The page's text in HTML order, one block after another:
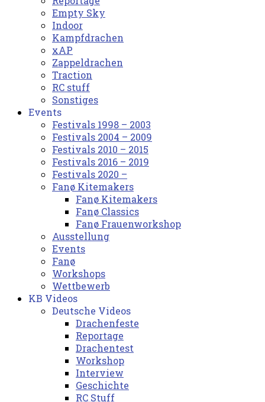
Empty Sky
Indoor
Kampfdrachen
xAP
Zappeldrachen
Traction
RC stuff
Sonstiges
Events
Festivals 1998 – 2003
Festivals 2004 – 2009
Festivals 2010 – 2015
Festivals 2016 – 2019
Festivals 2020 –
Fanø Kitemakers
Fanø Kitemakers
Fanø Classics
Fanø Frauenworkshop
Ausstellung
Events
Fanø
Workshops
Wettbewerb
KB Videos
Deutsche Videos
Drachenfeste
Reportage
Drachentest
Workshop
Interview
Geschichte
RC Stuff